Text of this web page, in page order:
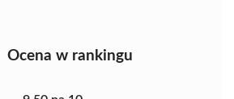
Ocena w rankingu